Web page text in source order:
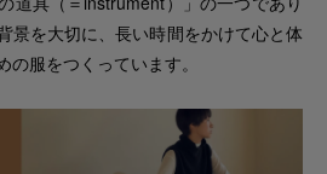
景を大切に、長い時間をかけて心と体
服をつくっています。